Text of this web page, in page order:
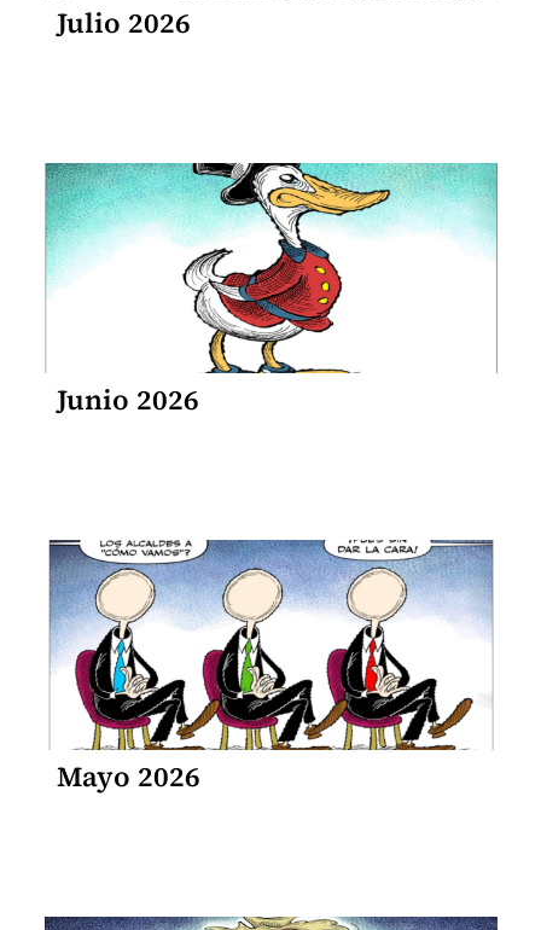
Julio 2026
Junio 2026
Mayo 2026